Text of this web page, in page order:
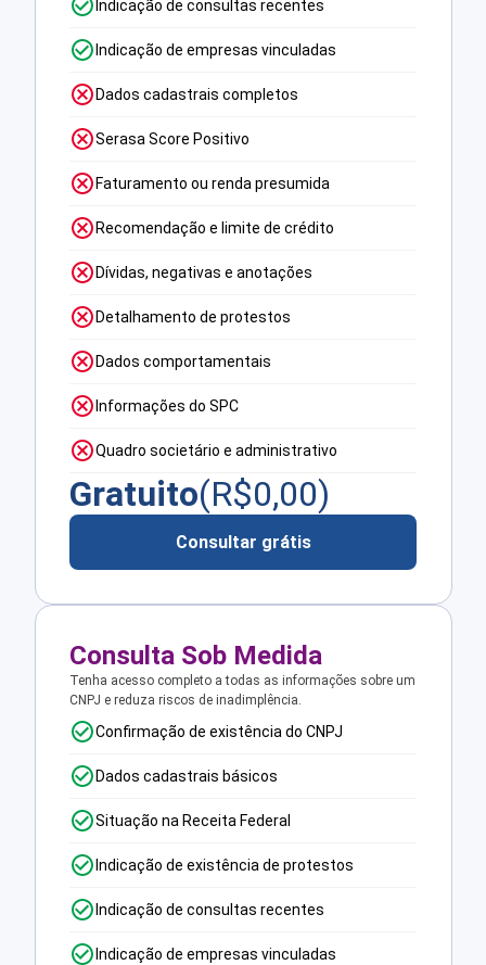
Indicação de consultas recentes
Indicação de empresas vinculadas
Dados cadastrais completos
Serasa Score Positivo
Faturamento ou renda presumida
Recomendação e limite de crédito
Dívidas, negativas e anotações
Detalhamento de protestos
Dados comportamentais
Informações do SPC
Quadro societário e administrativo
Gratuito(R$0,00)
Consultar grátis
Consulta Sob Medida
Tenha acesso completo a todas as informações sobre um
CNPJ e reduza riscos de inadimplência.
Confirmação de existência do CNPJ
Dados cadastrais básicos
Situação na Receita Federal
Indicação de existência de protestos
Indicação de consultas recentes
Indicação de empresas vinculadas